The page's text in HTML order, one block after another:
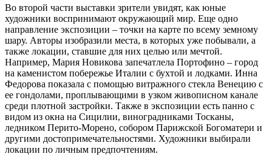
тренером
09.08.2026 | 15:05
Вратарь Гудиев рассказал о тактике "Акрона" на матч с
"Локомотивом"
09.08.2026 | 14:25
В Красноглинском районе Самары водитель легковушки сбил
ребенка
09.08.2026 | 14:16
В России могут отменить ЕГЭ с 2027 года
09.08.2026 | 12:35
На Самарскую область 9 августа обрушатся гроза, ливень и
град
09.08.2026 | 12:12
В Самаре открыли обновленный стадион филиала ЦСКА
Во второй части выставки зрители увидят, как юные
художники воспринимают окружающий мир. Еще одно
направление экспозиции – точки на карте по всему земному
шару. Авторы изобразили места, в которых уже побывали, а
также локации, ставшие для них целью или мечтой.
Например, Мария Новикова запечатлела Портофино – город
на каменистом побережье Италии с бухтой и лодками. Инна
Федорова показала с помощью витражного стекла Венецию с
ее гондолами, проплывающими в узком живописном канале
среди плотной застройки. Также в экспозиции есть панно с
видом из окна на Сицилии, виноградниками Тосканы,
ледником Перито-Морено, собором Парижской Богоматери и
другими достопримечательностями. Художники выбирали
локации по личным предпочтениям.